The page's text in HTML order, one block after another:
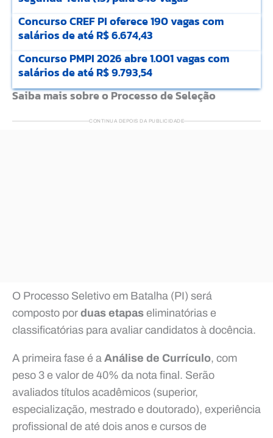
Concurso CREF PI oferece 190 vagas com
salários de até R$ 6.674,43
Concurso PMPI 2026 abre 1.001 vagas com
salários de até R$ 9.793,54
Saiba mais sobre o Processo de Seleção
CONTINUA DEPOIS DA PUBLICIDADE
O Processo Seletivo em Batalha (PI) será
composto por duas etapas eliminatórias e
classificatórias para avaliar candidatos à docência.
A primeira fase é a Análise de Currículo, com
peso 3 e valor de 40% da nota final. Serão
avaliados títulos acadêmicos (superior,
especialização, mestrado e doutorado), experiência
profissional de até dois anos e cursos de